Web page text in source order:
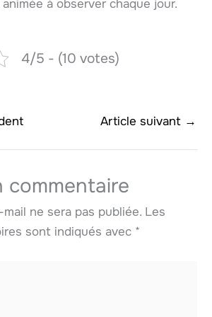
à observer chaque jour.
4/5 - (10 votes)
Article suivant →
commentaire
ne sera pas publiée. Les
sont indiqués avec *